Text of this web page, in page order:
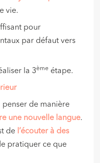
vie.
pour
par défaut vers
la 3ème étape.
de manière
une nouvelle langue.
de l’écouter à des
pratiquer ce que